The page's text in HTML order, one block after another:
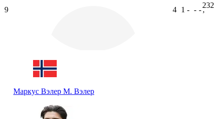
9
Маркус Вэлер М. Вэлер
4 1 - - -
232
ʼ